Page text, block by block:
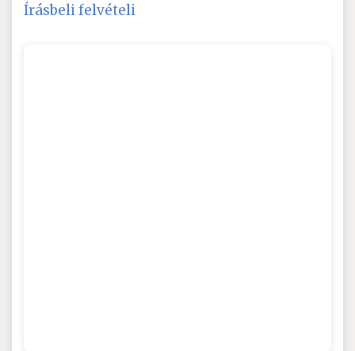
Írásbeli felvételi